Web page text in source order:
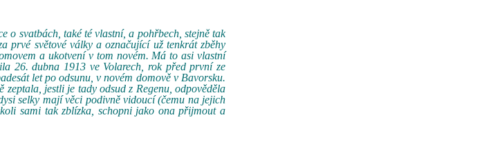
o svatbách, také té vlastní, a pohřbech, stejně tak
prvé světové války a označující už tenkrát zběhy
a ukotvení v tom novém. Má to asi vlastní
26. dubna 1913 ve Volarech, rok před první ze
let po odsunu, v novém domově v Bavorsku.
jestli je tady odsud z Regenu, odpověděla
selky mají věci podivně vidoucí (čemu na jejich
sami tak zblízka, schopni jako ona přijmout a